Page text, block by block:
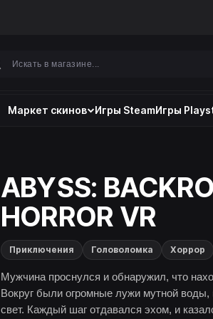
Маркет скинов Игры SteamИгры
ABYSS:
HORROR VR
Приключения Головоломка Хоррор
Мужчина проснулся и обнаружил, что
Вокруг были огромные лужи мутной
свет. Каждый шаг отдавался эхом, и